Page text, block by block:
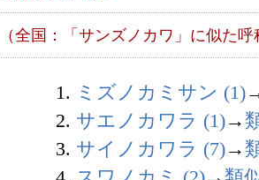
（全国：「サンズノカワ」に似た呼
1. ミズノカミサン (1)
2. サエノカワラ (1)→
3. サイノカワラ (7)→